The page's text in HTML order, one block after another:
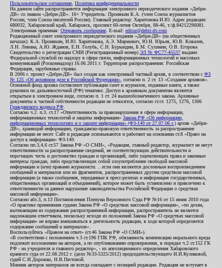
Пользовательское соглашение Политика конфиденциальности
На данном сайте распространяется информация электронного периодического издания «Дебри-
ДВ» со знаком «Дебри-ДВ». 16+ Учредитель: Пронякин К.А. (член Союза журналистов
России, член Союза писателей России). Главный редактор: Харитонова И.Ю. Адрес редакции:
680032, Хабаровский край, Хабаровск, проспект 60-летия Октября, 88-46, т./ф.84212296081.
Электронная приемная: Отправить сообщение . E-mail: editor@debri-dv.com
Редакционный совет электронного периодического издания «Дебри-ДВ» (на общественных
началах): К.А. Пронякин, И.Ю. Харитонова, А.Э. Мирмович, Ю.Н. Юрьев, Ю.В. Ковалев,
Л.Н. Левина, А.Ю. Жданов, Е.Н. Голубь, С.Н. Бурындин, Б.М. Сухинин, О.В. Егорова
Свидетельство о регистрации СМИ (Регистрационный номер) ЭЛ № ФС77-45537 выдано
Федеральной службой по надзору в сфере связи, информационных технологий и массовых
коммуникаций (Роскомнадзор) 16.06.2011 г. Территория распространения: Российская
Федерация, зарубежные страны.
В 2006 г. проект «Дебри-ДВ» был создан как электронный частный архив, в соответствии с ФЗ
№ 125 «Об архивном деле в Российской Федерации» , согласно п. 2 ст. 13 «Создание архивов».
Основной фонд архива составляют публикации газет и журналов, изданные книги, а также
рукописи по дальневосточной (РФ) тематике. Доступ к архивным документам является
открытым в электронном виде, согласно п. 1 ст. 24 вышеобозначенного закона. Архивные
документы к частной собственности редакции не относятся, согласно ст.ст. 1275, 1276, 1306
Гражданского кодекса РФ
Согласно ч.2. п.3. ст.17 «Ответственность за правонарушения в сфере информации,
информационных технологий и защиты информации» Закона РФ «Об информации,
информационных технологиях и о защите информации» (ФЗ-149 от 27.07.06 г.) архив «Дебри-
ДВ», хранящий информацию, гражданско-правовую ответственность за распространение
информации не несет. Сайт и редакция основываются и работают на основании ст.8 «Право на
доступ к информации» ФЗ-149.
Согласно пп.3,4,6 ст.57 Закона РФ «О СМИ», «Редакция, главный редактор, журналист не несут
ответственности за распространение сведений, не соответствующих действительности и
порочащих честь и достоинство граждан и организаций, либо ущемляющих права и законные
интересы граждан, либо представляющих собой злоупотребление свободой массовой
информации и (или) правами журналиста: ...если они являются дословным воспроизведением
сообщений и материалов или их фрагментов, распространенных другим средством массовой
информации (а также сообщения, переданные в пресс-релизах и информация государственных,
общественных организаций и объединений), которое может быть установлено и привлечено к
ответственности за данное нарушение законодательства Российской Федерации о средствах
массовой информации».
Согласно абз.3, п.13 Постановления Пленума Верховного Суда РФ №16 от 15 июня 2010 года
«О практике применения судами Закона РФ «О средствах массовой информации», «по делам,
вытекающим из содержания распространенной информации, распространитель не является
надлежащим ответчиком, поскольку исходя из положений Закона РФ «О средствах массовой
информации» не вправе вмешиваться в деятельность редакции, в ходе которой определяется
содержание сообщений и материалов».
Воспользуйтесь «Правом на ответ» (ст.46 Закона РФ «О СМИ»).
«В соответствии с положением ч.3 ст.196 ГПК РФ, обязанность компенсации морального вреда
подлежит возложению на авторов, а по опубликованию опровержения, в порядке ч.2 ст.152 ГК
РФ - на учредителя и главного редактор», - из апелляционного определения Хабаровского
краевого суда от 22.08.2012 г. (дело №33-5325/2012) председательствующего И.И.Куликовой,
судей С.И.Дорожко, Н.В.Пестовой.
Мнения авторов материалов не всегда совпадают с позицией редакции. Редакция не вступает в